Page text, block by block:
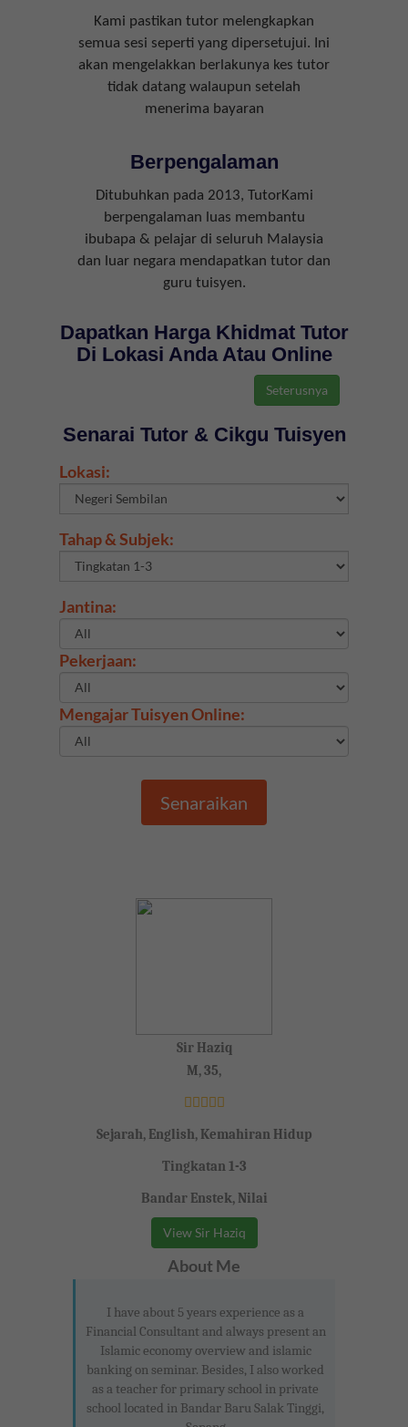
Kami pastikan tutor melengkapkan
semua sesi seperti yang dipersetujui. Ini
akan mengelakkan berlakunya kes tutor
tidak datang walaupun setelah
menerima bayaran
Berpengalaman
Ditubuhkan pada 2013, TutorKami
berpengalaman luas membantu
ibubapa & pelajar di seluruh Malaysia
dan luar negara mendapatkan tutor dan
guru tuisyen.
Dapatkan Harga Khidmat Tutor
Di Lokasi Anda Atau Online
Senarai Tutor & Cikgu Tuisyen
Lokasi:
Tahap & Subjek:
Jantina:
Pekerjaan:
Mengajar Tuisyen Online:
Senaraikan
Sir Haziq
M, 35,
Sejarah, English, Kemahiran Hidup
Tingkatan 1-3
Bandar Enstek, Nilai
View Sir Haziq
About Me
I have about 5 years experience as a
Financial Consultant and always present an
Islamic economy overview and islamic
banking on seminar. Besides, I also worked
as a teacher for primary school in private
school located in Bandar Baru Salak Tinggi,